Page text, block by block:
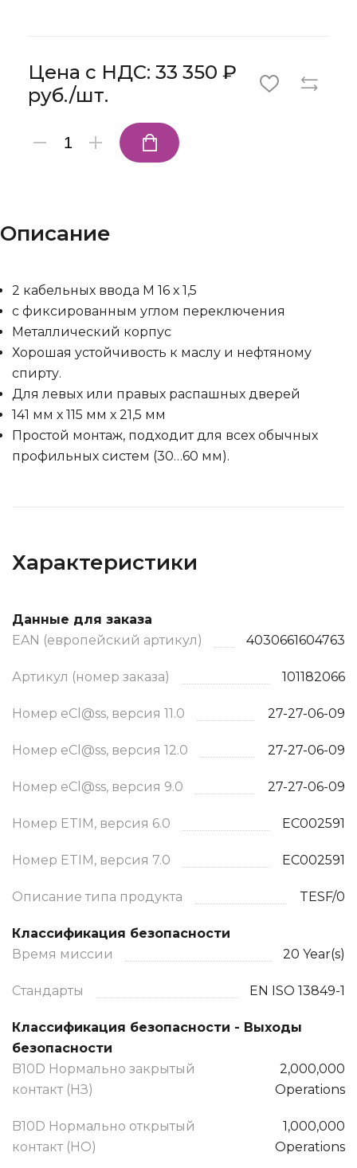
Цена с НДС: 33 350 ₽
руб./шт.
Описание
2 кабельных ввода М 16 х 1,5
с фиксированным углом переключения
Металлический корпус
Хорошая устойчивость к маслу и нефтяному
спирту.
Для левых или правых распашных дверей
141 мм х 115 мм х 21,5 мм
Простой монтаж, подходит для всех обычных
профильных систем (30…60 мм).
Характеристики
Данные для заказа
EAN (европейский артикул)
4030661604763
Артикул (номер заказа) 101182066
Номер eCl@ss, версия 11.0 27-27-06-09
Номер eCl@ss, версия 12.0 27-27-06-09
Номер eCl@ss, версия 9.0 27-27-06-09
Номер ETIM, версия 6.0 EC002591
Номер ETIM, версия 7.0 EC002591
Описание типа продукта TESF/0
Классификация безопасности
Время миссии
20 Year(s)
Стандарты EN ISO 13849-1
Классификация безопасности - Выходы
безопасности
B10D Нормально закрытый
контакт (НЗ)
2,000,000
Operations
B10D Нормально открытый
контакт (НО)
1,000,000
Operations